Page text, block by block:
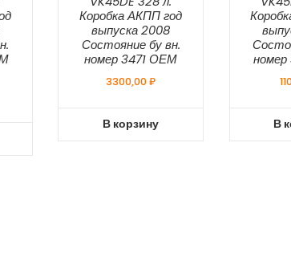
Коробка АКПП год
выпуска 2008
Состояние бу вн.
номер 3471 ОЕМ
3300,00₽
В корзину В